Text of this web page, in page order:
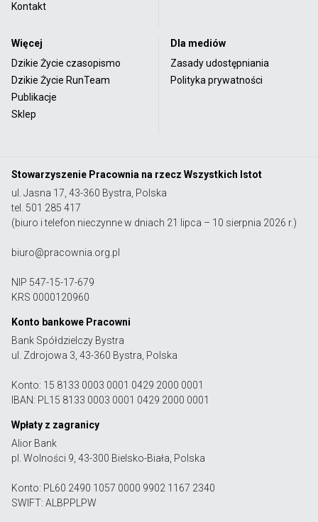
Kontakt
Więcej
Dzikie Życie czasopismo
Dzikie Życie RunTeam
Publikacje
Sklep
Dla mediów
Zasady udostępniania
Polityka prywatności
Stowarzyszenie Pracownia na rzecz Wszystkich Istot
ul. Jasna 17, 43-360 Bystra, Polska
tel. 501 285 417
(biuro i telefon nieczynne w dniach 21 lipca – 10 sierpnia 2026 r.)
biuro@pracownia.org.pl
NIP 547-15-17-679
KRS 0000120960
Konto bankowe Pracowni
Bank Spółdzielczy Bystra
ul. Zdrojowa 3, 43-360 Bystra, Polska
Konto: 15 8133 0003 0001 0429 2000 0001
IBAN: PL15 8133 0003 0001 0429 2000 0001
Wpłaty z zagranicy
Alior Bank
pl. Wolności 9, 43-300 Bielsko-Biała, Polska
Konto: PL60 2490 1057 0000 9902 1167 2340
SWIFT: ALBPPLPW